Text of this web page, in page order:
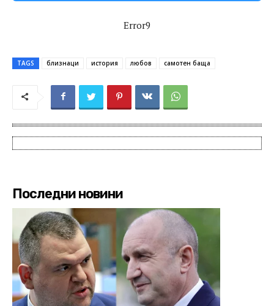
Error9
TAGS близнаци история любов самотен баща
Последни новини